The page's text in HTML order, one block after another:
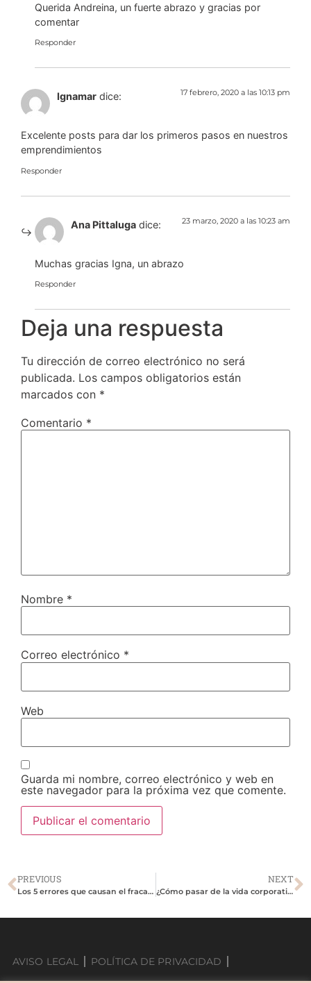
Querida Andreina, un fuerte abrazo y gracias por
comentar
Responder
Ignamar dice: 17 febrero, 2020 a las 10:13 pm
Excelente posts para dar los primeros pasos en nuestros
emprendimientos
Responder
Ana Pittaluga dice: 23 marzo, 2020 a las 10:23 am
Muchas gracias Igna, un abrazo
Responder
Deja una respuesta
Tu dirección de correo electrónico no será
publicada. Los campos obligatorios están
marcados con *
Comentario *
Nombre *
Correo electrónico *
Web
Guarda mi nombre, correo electrónico y web en
este navegador para la próxima vez que comente.
PREVIOUS
Los 5 errores que causan el fracaso de los Emprendimientos
NEXT
¿Cómo pasar de la vida corporativa a tener tu propio emprendimiento?
AVISO LEGAL POLÍTICA DE PRIVACIDAD